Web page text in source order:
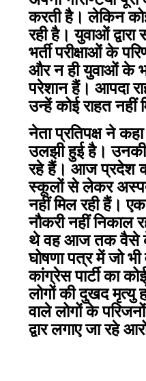
करती है। लेकिन
रही है। युवाओं
भर्ती परीक्षाओं के
और न ही युवाओं के
परेशान हैं। आपदा
उन्हें कोई राहत नहीं
नेता प्रतिपक्ष ने
उलझी हुई है। उनकी
रहे हैं। आज प्रदेश
स्कूलों से लेकर
नहीं मिल रही हैं।
नौकरी नहीं निकाल
थे वह आज तक वैसे के
घोषणा पत्र में जो
कांग्रेस पार्टी का
लोगों की दुखद मृत्यु
वाले लोगों के
द्वार लगाए जा रहे